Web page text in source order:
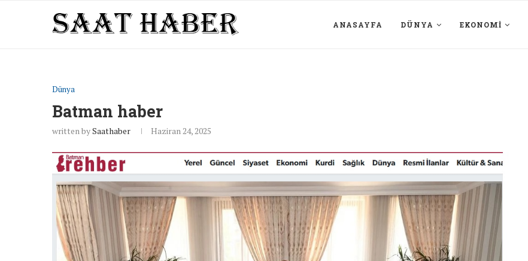
ANASAYFA DÜNYA EKONOMI
Dünya
Batman haber
written bySaathaber Haziran 24, 2025